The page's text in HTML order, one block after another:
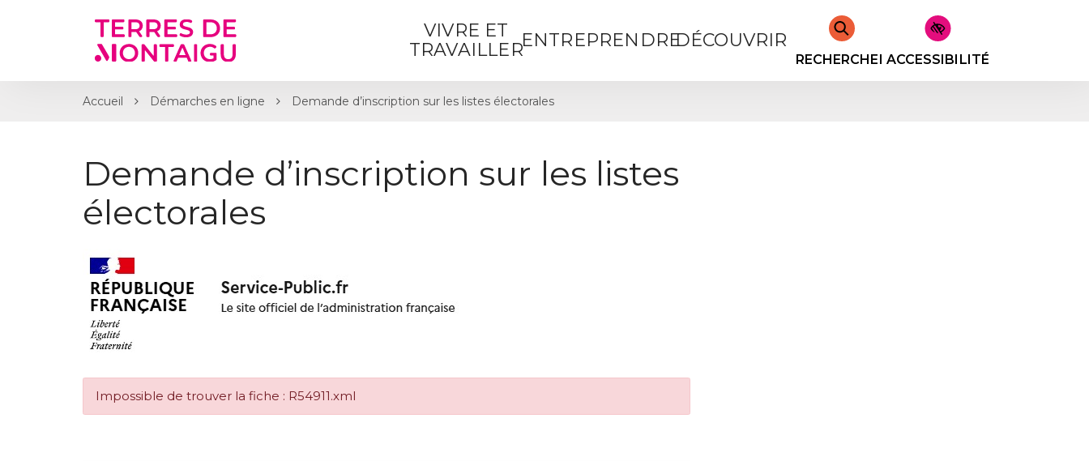
VIVRE ET
TRAVAILLERENTREPRENDREDÉCOUVRIR
RECHERCHERACCESSIBILITÉ
Accueil Démarches en ligne Demande d’inscription sur les listes électorales
Demande d’inscription sur les listes
électorales
Impossible de trouver la fiche : R54911.xml